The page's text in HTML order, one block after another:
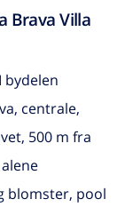
Brava Villa
bydelen
centrale,
500 m fra
blomster, pool